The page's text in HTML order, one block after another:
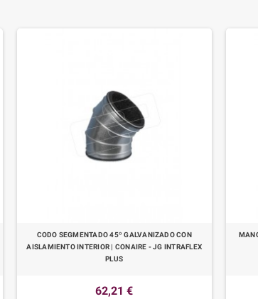
CODO SEGMENTADO 45º GALVANIZADO CON
AISLAMIENTO INTERIOR | CONAIRE - JG INTRAFLEX
PLUS
62,21 €